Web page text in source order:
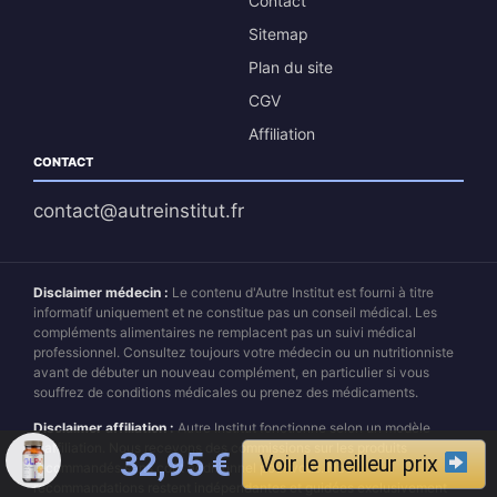
Sitemap
Plan du site
CGV
Affiliation
CONTACT
contact@autreinstitut.fr
Disclaimer médecin : Le contenu d'Autre Institut est fourni à titre
informatif uniquement et ne constitue pas un conseil médical. Les
compléments alimentaires ne remplacent pas un suivi médical
professionnel. Consultez toujours votre médecin ou un nutritionniste
avant de débuter un nouveau complément, en particulier si vous
souffrez de conditions médicales ou prenez des médicaments.
Disclaimer affiliation : Autre Institut fonctionne selon un modèle
d'affiliation. Nous recevons des commissions sur les produits
recommandés sans coût additionnel pour vous. Nos
recommandations restent indépendantes et guidées exclusivement
Le prix initial était : 74,95
32,95 €Le prix actuel est
Voir le meilleur prix